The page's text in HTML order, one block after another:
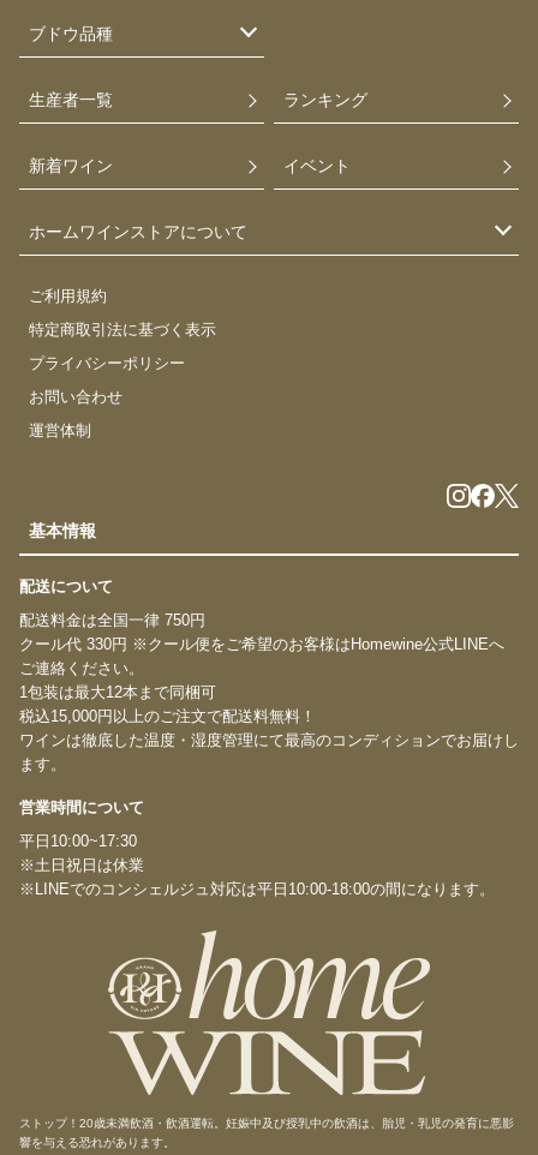
ブドウ品種
生産者一覧 ランキング
新着ワイン イベント
ホームワインストアについて
ご利用規約
特定商取引法に基づく表示
プライバシーポリシー
お問い合わせ
運営体制
基本情報
配送について
配送料金は全国一律 750円
クール代 330円 ※クール便をご希望のお客様はHomewine公式LINEへ
ご連絡ください。
1包装は最大12本まで同梱可
税込15,000円以上のご注文で配送料無料！
ワインは徹底した温度・湿度管理にて最高のコンディションでお届けし
ます。
営業時間について
平日10:00~17:30
※土日祝日は休業
※LINEでのコンシェルジュ対応は平日10:00-18:00の間になります。
ストップ！20歳未満飲酒・飲酒運転。妊娠中及び授乳中の飲酒は、胎児・乳児の発育に悪影
響を与える恐れがあります。